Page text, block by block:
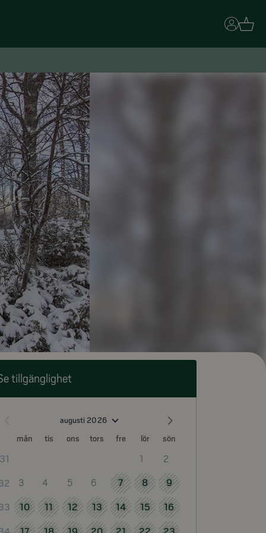
Basket
tillgänglighet
augusti 2026
mån tis ons tors fre lör sön
31 1 2
3 4 5 6 7 8 9
10 11 12 13 14 15 16